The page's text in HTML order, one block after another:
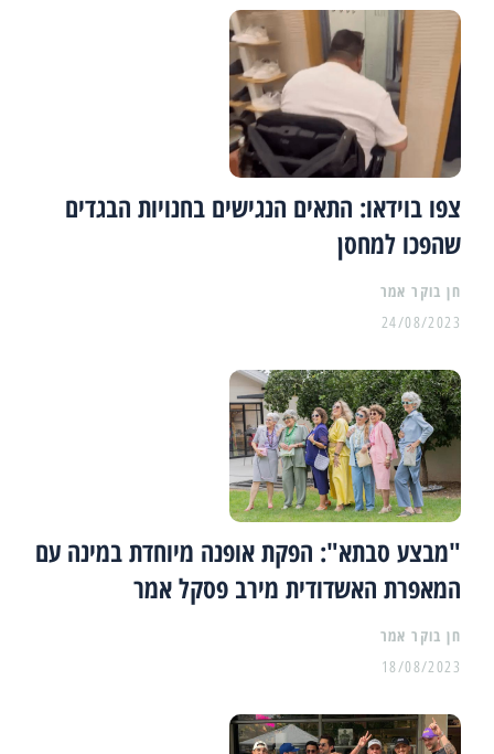
צפו בוידאו: התאים הנגישים בחנויות הבגדים
שהפכו למחסן
24/08/2023
"מבצע סבתא": הפקת אופנה מיוחדת במינה עם
המאפרת האשדודית מירב פסקל אמר
18/08/2023